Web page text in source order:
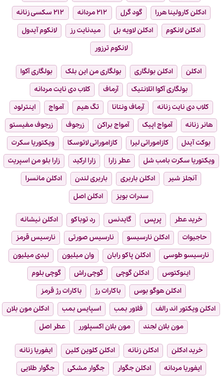
ادکلن کارولینا هررا
گود گرل ۲۱۲ مردانه
۲۱۲ سکسی زنانه
ادکلن لانکوم
ادکلن لاویه بل میدنایت رز
لانکوم آیدول
لانکوم ترزور
ادکلن ادکلن بولگاری بولگاری من این بلک
بولگاری آکوا
بولگاری آکوا اتلانتیک
آرماف
کلاب دی نایت مردانه
کلاب دی نایت زنانه
آرماف ونتانا تگ هیم آمواج
اینترلود
هانر زنانه
آمواج اپیک آمواج براکن زرجوف
زرجوف مفیستو
بوکت آیدل
کازاموراتی لیرا کازاموراتی لاتوسکا
ویکتوریا سکرت
ویکتوریا سکرت بامب شل
عطر زارا زارا ارکید
زارا بلو من اسپریت
آنجلز شیر
ادکلن باربری باربری لندن
ادکلن مانسرا
سدرات بویز
ادکلن اصل
خرید عطر پرپس گایدنس رد توباکو
ادکلن نیشانه
حاجیوات
ادکلن نارسیسو نارسیس صورتی
نارسیس قرمز
نارسیسو طوسی
ادکلن پاکو رابان وان میلیون
لیدی میلیون
اینوکتوس
ادکلن گوچی گوچی راش
گوچی بلوم
ادکلن هوگو بوس
باکارات رژ
باکارات رژ قرمز
ادکلن ویکتور اند رالف
فلاور بمب اسپایس بمب
ادکلن مون بلان
مون بلان لجند
مون بلان اکسپلورر عطر اصل
خرید ادکلن ادکلن زنانه ادکلن کلوین کلین
ایفوریا زنانه
ایفوریا مردانه
ادکلن جگوار جگوار مشکی
جگوار طلایی